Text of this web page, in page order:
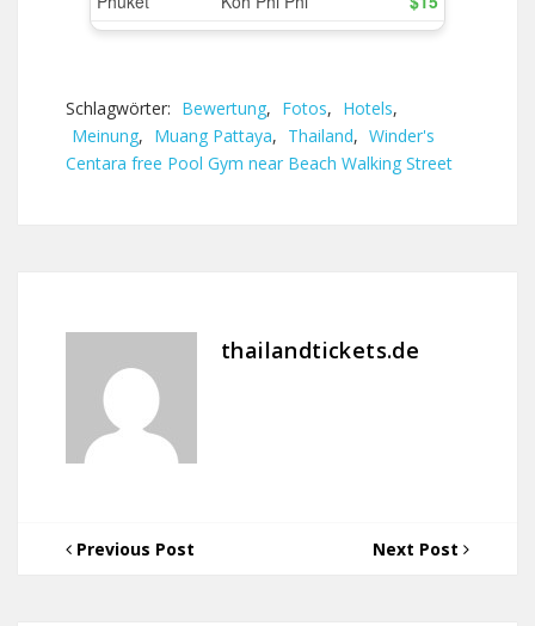
Schlagwörter: Bewertung, Fotos, Hotels,
Meinung, Muang Pattaya, Thailand, Winder's
Centara free Pool Gym near Beach Walking Street
thailandtickets.de
Previous Post Next Post